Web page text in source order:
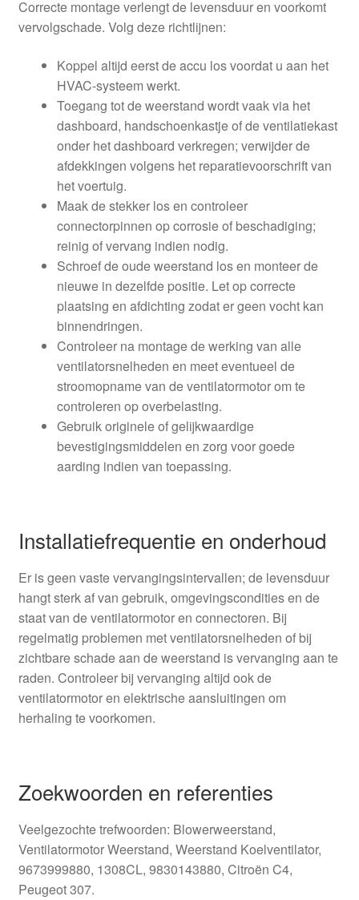
Correcte montage verlengt de levensduur en voorkomt
vervolgschade. Volg deze richtlijnen:
Koppel altijd eerst de accu los voordat u aan het
HVAC-systeem werkt.
Toegang tot de weerstand wordt vaak via het
dashboard, handschoenkastje of de ventilatiekast
onder het dashboard verkregen; verwijder de
afdekkingen volgens het reparatievoorschrift van
het voertuig.
Maak de stekker los en controleer
connectorpinnen op corrosie of beschadiging;
reinig of vervang indien nodig.
Schroef de oude weerstand los en monteer de
nieuwe in dezelfde positie. Let op correcte
plaatsing en afdichting zodat er geen vocht kan
binnendringen.
Controleer na montage de werking van alle
ventilatorsnelheden en meet eventueel de
stroomopname van de ventilatormotor om te
controleren op overbelasting.
Gebruik originele of gelijkwaardige
bevestigingsmiddelen en zorg voor goede
aarding indien van toepassing.
Installatiefrequentie en onderhoud
Er is geen vaste vervangingsintervallen; de levensduur
hangt sterk af van gebruik, omgevingscondities en de
staat van de ventilatormotor en connectoren. Bij
regelmatig problemen met ventilatorsnelheden of bij
zichtbare schade aan de weerstand is vervanging aan te
raden. Controleer bij vervanging altijd ook de
ventilatormotor en elektrische aansluitingen om
herhaling te voorkomen.
Zoekwoorden en referenties
Veelgezochte trefwoorden: Blowerweerstand,
Ventilatormotor Weerstand, Weerstand Koelventilator,
9673999880, 1308CL, 9830143880, Citroën C4,
Peugeot 307.